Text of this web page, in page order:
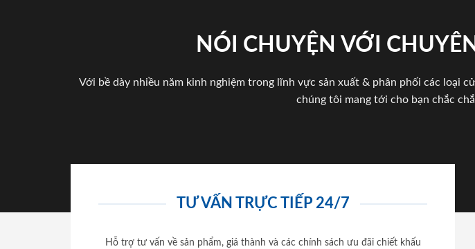
NÓI CHUYỆN VỚI
Với bề dày nhiều năm kinh nghiệm trong lĩnh vực sản xuất & phân phối các loại
chúng tôi mang tới cho bạn chắc
TƯ VẤN TRỰC TIẾP 24/7
Hỗ trợ tư vấn về sản phẩm, giá thành và các chính sách ưu đãi chiết khấu